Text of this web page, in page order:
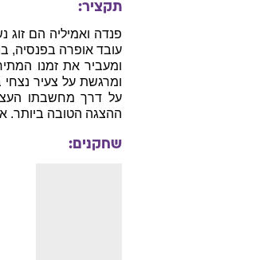
תקציר:
פנדה ואמיליה הם זוג
עובד אופרה בפנסיה,
ומעביר את זמנו
על דרך מחשבתו
ההצגה הטובה ביותר.
שחקנים: